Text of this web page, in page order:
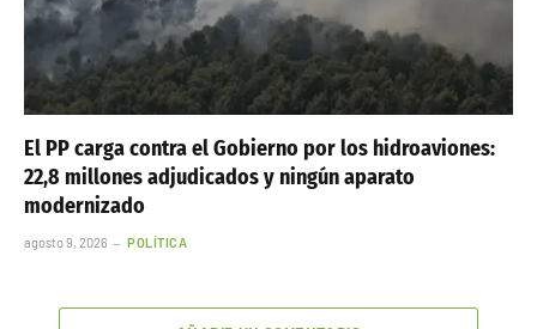
El PP carga contra el Gobierno por los hidroaviones:
22,8 millones adjudicados y ningún aparato
modernizado
agosto 9, 2026 POLÍTICA